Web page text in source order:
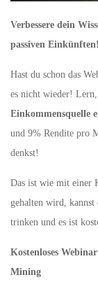
Verbessere dein
passiven Einkünften!
Hast du schon das
es nicht wieder!
Einkommensquelle
und 9% Rendite pro
denkst!
Das ist wie mit einer
gehalten wird,
trinken und es ist
Kostenloses
Mining